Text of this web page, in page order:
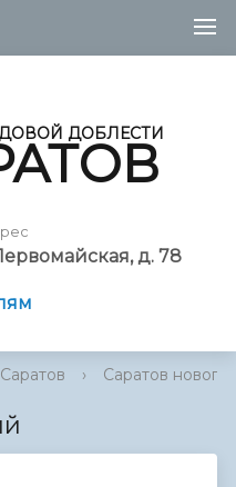
ДОБЛЕСТИ
д. 78
Саратов › Саратов